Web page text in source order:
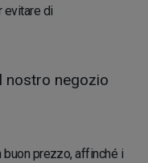
evitare di
nostro negozio
buon prezzo, affinché i